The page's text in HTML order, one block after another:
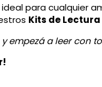
ideal para cualquier
Kits de Lectura
empezá a leer con